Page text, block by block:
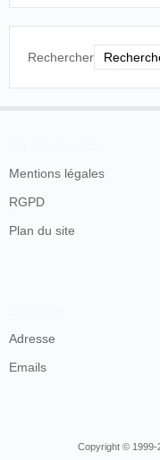
Rechercher
Mentions légales
RGPD
Plan du site
Adresse
Emails
Copyright © 1999-